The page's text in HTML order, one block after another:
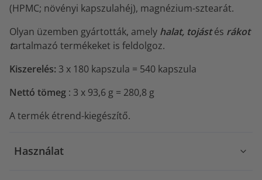
(HPMC; növényi kapszulahéj), magnézium-sztearát.
Olyan üzemben gyártották, amely halat, tojástés rákot
tartalmazó termékeket is feldolgoz.
Kiszerelés: 3 x 180 kapszula = 540 kapszula
Nettó tömeg : 3 x 93,6 g = 280,8 g
A termék étrend-kiegészítő.
Használat